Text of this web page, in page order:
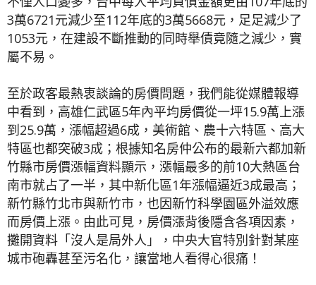
3萬6721元減少至112年底的3萬5668元，足足減少了
1053元，在建設不斷推動的同時舉債竟隨之減少，實
屬不易。
至於政客最熱衷談論的房價問題，我們能從媒體報導
中看到，高雄仁武區5年內平均房價從一坪15.9萬上漲
到25.9萬，漲幅超過6成，美術館、農十六特區、高大
特區也都突破3成；根據知名房仲公布的最新六都加新
竹縣市房價漲幅資料顯示，漲幅最多的前10大熱區台
南市就占了一半，其中新化區1年漲幅逼近3成最高；
新竹縣竹北市與新竹市，也因新竹科學園區外溢效應
而房價上漲。由此可見，房價漲背後隱含各項因素，
攤開資料「沒人是局外人」，中央大官特別針對某座
城市砲轟甚至污名化，讓當地人看得心很痛！